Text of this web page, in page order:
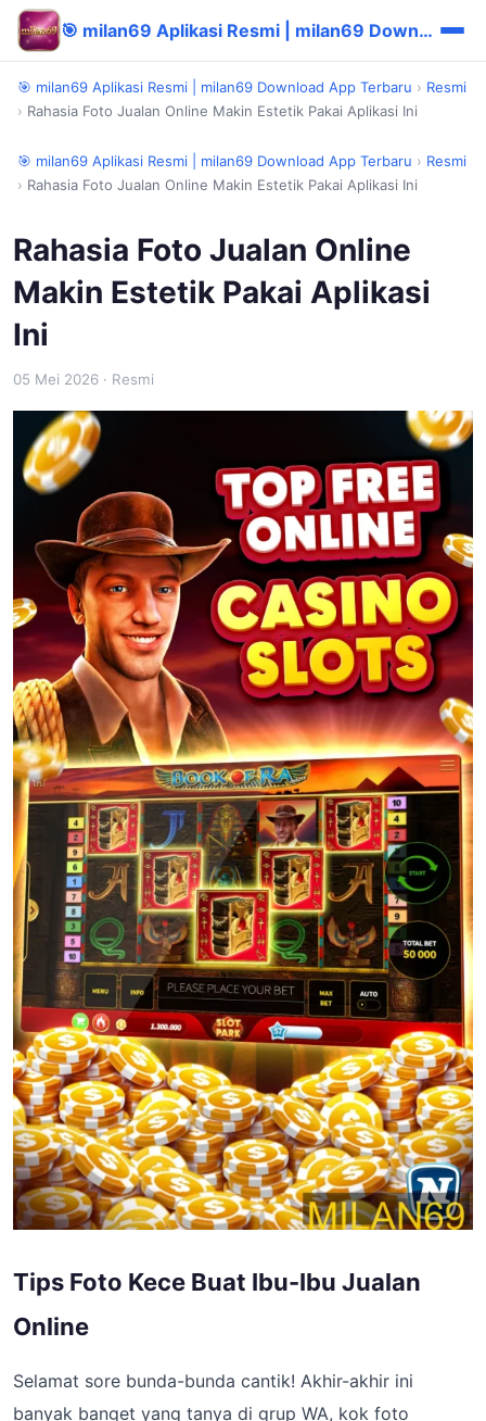
🎯 milan69 Aplikasi Resmi | milan69 Download App Terbaru
🎯 milan69 Aplikasi Resmi | milan69 Download App Terbaru › Resmi
› Rahasia Foto Jualan Online Makin Estetik Pakai Aplikasi Ini
🎯 milan69 Aplikasi Resmi | milan69 Download App Terbaru › Resmi
› Rahasia Foto Jualan Online Makin Estetik Pakai Aplikasi Ini
Rahasia Foto Jualan Online
Makin Estetik Pakai Aplikasi
Ini
05 Mei 2026 · Resmi
Tips Foto Kece Buat Ibu-Ibu Jualan
Online
Selamat sore bunda-bunda cantik! Akhir-akhir ini
banyak banget yang tanya di grup WA, kok foto